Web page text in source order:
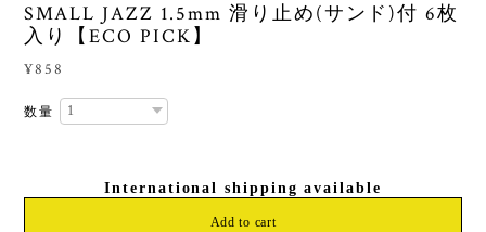
SMALL JAZZ 1.5mm 滑り止め(サンド)付 6枚
入り【ECO PICK】
¥858
数量
International shipping available
Add to cart